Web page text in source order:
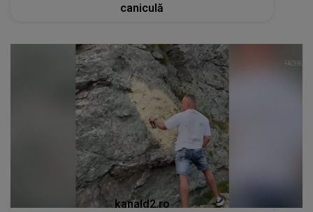
caniculă
kanald2.ro